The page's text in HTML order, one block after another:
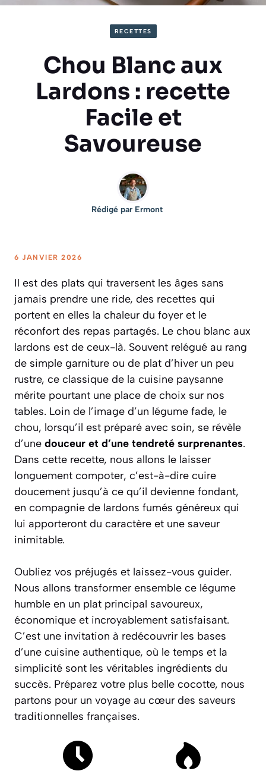
RECETTES
Chou Blanc aux
Lardons : recette
Facile et
Savoureuse
Rédigé par Ermont
6 JANVIER 2026
Il est des plats qui traversent les âges sans
jamais prendre une ride, des recettes qui
portent en elles la chaleur du foyer et le
réconfort des repas partagés. Le chou blanc aux
lardons est de ceux-là. Souvent relégué au rang
de simple garniture ou de plat d’hiver un peu
rustre, ce classique de la cuisine paysanne
mérite pourtant une place de choix sur nos
tables. Loin de l’image d’un légume fade, le
chou, lorsqu’il est préparé avec soin, se révèle
d’une douceur et d’une tendreté surprenantes.
Dans cette recette, nous allons le laisser
longuement compoter, c’est-à-dire cuire
doucement jusqu’à ce qu’il devienne fondant,
en compagnie de lardons fumés généreux qui
lui apporteront du caractère et une saveur
inimitable.
Oubliez vos préjugés et laissez-vous guider.
Nous allons transformer ensemble ce légume
humble en un plat principal savoureux,
économique et incroyablement satisfaisant.
C’est une invitation à redécouvrir les bases
d’une cuisine authentique, où le temps et la
simplicité sont les véritables ingrédients du
succès. Préparez votre plus belle cocotte, nous
partons pour un voyage au cœur des saveurs
traditionnelles françaises.